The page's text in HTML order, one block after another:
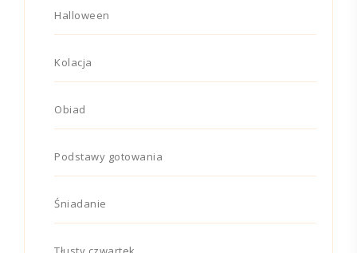
Halloween
Kolacja
Obiad
Podstawy gotowania
Śniadanie